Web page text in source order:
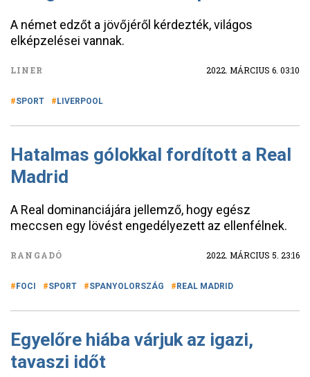
A német edzőt a jövőjéről kérdezték, világos
elképzelései vannak.
LINER 2022. MÁRCIUS 6. 03:10
SPORT LIVERPOOL
Hatalmas gólokkal fordított a Real
Madrid
A Real dominanciájára jellemző, hogy egész
meccsen egy lövést engedélyezett az ellenfélnek.
RANGADÓ 2022. MÁRCIUS 5. 23:16
FOCI SPORT SPANYOLORSZÁG REAL MADRID
Egyelőre hiába várjuk az igazi,
tavaszi időt